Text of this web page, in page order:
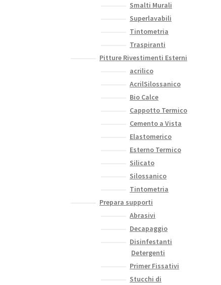
Smalti Murali
Superlavabili
Tintometria
Traspiranti
Pitture Rivestimenti Esterni
acrilico
AcrilSilossanico
Bio Calce
Cappotto Termico
Cemento a Vista
Elastomerico
Esterno Termico
Silicato
Silossanico
Tintometria
Prepara supporti
Abrasivi
Decapaggio
Disinfestanti
Detergenti
Primer Fissativi
Stucchi di